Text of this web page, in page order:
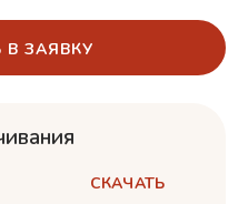
ЗАЯВКУ
СКАЧАТЬ